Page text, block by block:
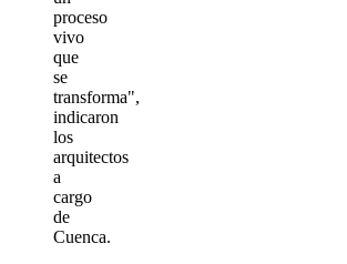
proceso
vivo
que
se
transforma",
indicaron
los
arquitectos
a
cargo
de
Cuenca.